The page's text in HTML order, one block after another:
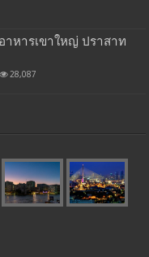
าหารเขาใหญ่ ปราสาท
28,087